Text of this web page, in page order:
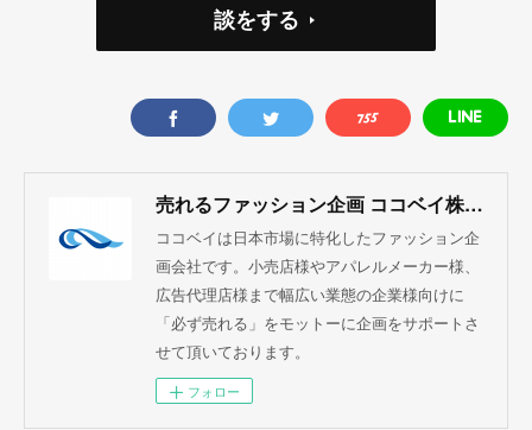
談をする
売れるファッション企画 ココベイ株式会社
ココベイは日本市場に特化したファッション企
画会社です。小売店様やアパレルメーカー様、
広告代理店様まで幅広い業態の企業様向けに
「必ず売れる」をモットーに企画をサポートさ
せて頂いております。
フォロー